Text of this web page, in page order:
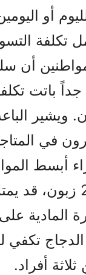
لليوم أو
تكلفة
أن
باتت
ويشير
في
أبسط
من بين كل 200
المادية
تكفي
أفراد.